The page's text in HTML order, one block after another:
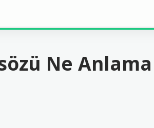
Ne Anlama